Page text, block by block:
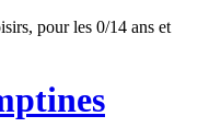
pour les 0/14 ans et